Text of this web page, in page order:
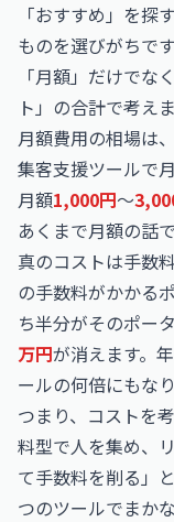
「おすすめ」を探
ものを選びがちで
「月額」だけでな
ト」の合計で考えま
月額費用の相場は
集客支援ツールで
月額1,000円〜
あくまで月額の話で
真のコストは手数
の手数料がかかる
ち半分がそのポー
万円が消えます。
ールの何倍にもなり
つまり、コストを
料型で人を集め、
て手数料を削る」
つのツールでまか